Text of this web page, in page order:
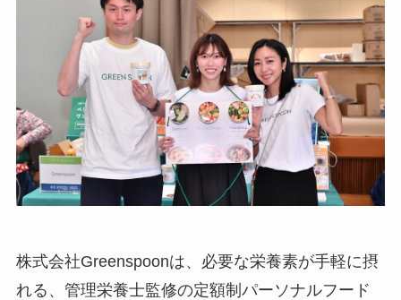
株式会社Greenspoonは、必要な栄養素が手軽に摂
れる、管理栄養士監修の定額制パーソナルフード